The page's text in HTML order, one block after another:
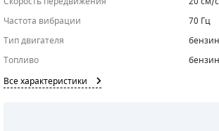
Частота вибрации
70 Гц
Тип двигателя
Топливо
бензин
Все характеристики
ЗАПЧАСТИ ДЛЯ ВИНТОВЫХ КОМПРЕССОРОВ
КОНДЕНСАТООТВОДЧИКИ
СМЕННЫЕ ЭЛЕМЕНТЫ МАГИСТРАЛЬНЫХ